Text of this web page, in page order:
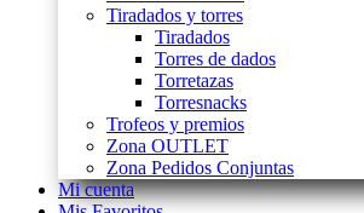
Tiradados y torres
Tiradados
Torres de dados
Torretazas
Torresnacks
Trofeos y premios
Zona OUTLET
Zona Pedidos Conjuntas
Mi cuenta